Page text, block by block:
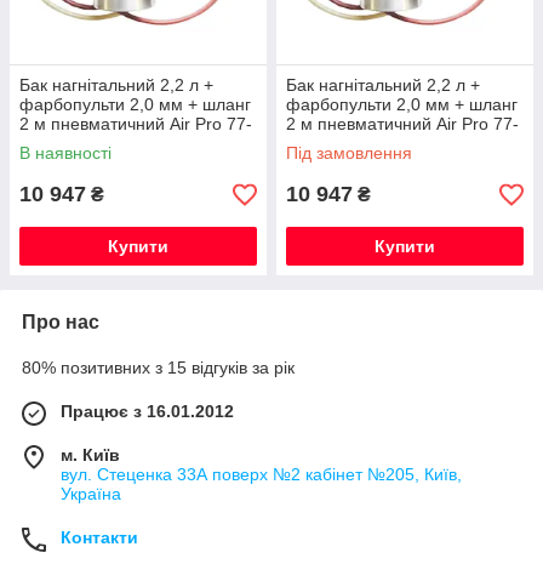
Бак нагнітальний 2,2 л +
фарбопульти 2,0 мм + шланг
2 м пневматичний Air Pro 77-
2QT
В наявності
10 947 ₴
Купити
Бак нагнітальний 2,2 л +
фарбопульти 2,0 мм + шланг
2 м пневматичний Air Pro 77-
2QT
Під замовлення
10 947 ₴
Купити
Про нас
80% позитивних з 15 відгуків за рік
Працює з 16.01.2012
м. Київ
вул. Стеценка 33А поверх №2 кабінет №205, Київ,
Україна
Контакти